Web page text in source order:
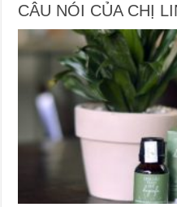
CÂU NÓI CỦA CHỊ